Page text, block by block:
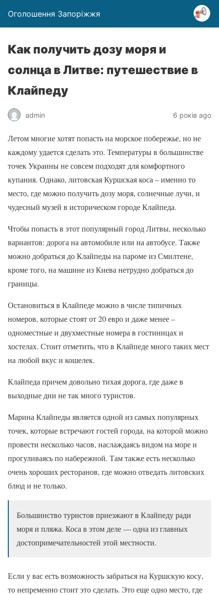
Оголошення Запоріжжя
Как получить дозу моря и
солнца в Литве: путешествие в
Клайпеду
admin 6 років ago
Летом многие хотят попасть на морское побережье, но не
каждому удается сделать это. Температуры в большинстве
точек Украины не совсем подходят для комфортного
купания. Однако, литовская Куршская коса – именно то
место, где можно получить дозу моря, солнечные лучи, и
чудесный музей в историческом городе Клайпеда.
Чтобы попасть в этот популярный город Литвы, несколько
вариантов: дорога на автомобиле или на автобусе. Также
можно добраться до Клайпеды на пароме из Смилтене,
кроме того, на машине из Киева нетрудно добраться до
границы.
Остановиться в Клайпеде можно в числе типичных
номеров, которые стоят от 20 евро и даже менее –
одноместные и двухместные номера в гостиницах и
хостелах. Стоит отметить, что в Клайпеде много таких мест
на любой вкус и кошелек.
Клайпеда причем довольно тихая дорога, где даже в
выходные дни не так много туристов.
Марина Клайпеды является одной из самых популярных
точек, которые встречают гостей города, на которой можно
провести несколько часов, наслаждаясь видом на море и
прогуливаясь по набережной. Там также есть несколько
очень хороших ресторанов, где можно отведать литовских
блюд и не только.
Большинство туристов приезжают в Клайпеду ради
моря и пляжа. Коса в этом деле — одна из главных
достопримечательностей этой местности.
Если у вас есть возможность забраться на Куршскую косу,
то непременно стоит это сделать. Это еще одно место, где